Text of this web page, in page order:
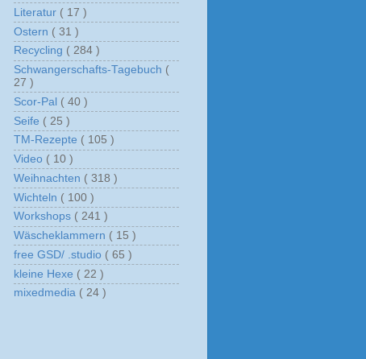
Literatur ( 17 )
Ostern ( 31 )
Recycling ( 284 )
Schwangerschafts-Tagebuch (
27 )
Scor-Pal ( 40 )
Seife ( 25 )
TM-Rezepte ( 105 )
Video ( 10 )
Weihnachten ( 318 )
Wichteln ( 100 )
Workshops ( 241 )
Wäscheklammern ( 15 )
free GSD/ .studio ( 65 )
kleine Hexe ( 22 )
mixedmedia ( 24 )